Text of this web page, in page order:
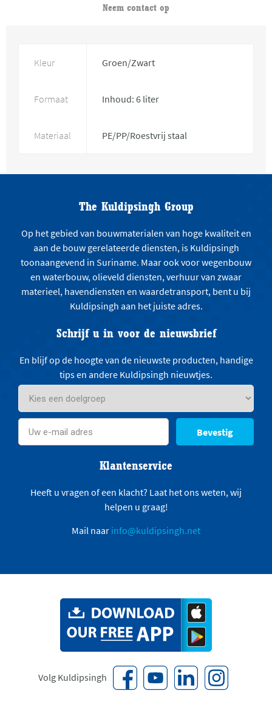
Neem contact op
Kleur Groen/Zwart
Formaat Inhoud: 6 liter
Materiaal PE/PP/Roestvrij staal
The Kuldipsingh Group
Op het gebied van bouwmaterialen van hoge kwaliteit en
aan de bouw gerelateerde diensten, is Kuldipsingh
toonaangevend in Suriname. Maar ook voor wegenbouw
en waterbouw, olieveld diensten, verhuur van zwaar
materieel, havendiensten en waardetransport, bent u bij
Kuldipsingh aan het juiste adres.
Schrijf u in voor de nieuwsbrief
En blijf op de hoogte van de nieuwste producten, handige
tips en andere Kuldipsingh nieuwtjes.
Bevestig
Klantenservice
Heeft u vragen of een klacht? Laat het ons weten, wij
helpen u graag!
Mail naar info@kuldipsingh.net
Volg Kuldipsingh